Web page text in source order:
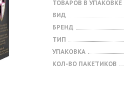
ТОВАРОВ В УПАКОВКЕ
ВИД
БРЕНД
ТИП
УПАКОВКА
КОЛ-ВО ПАКЕТИКОВ